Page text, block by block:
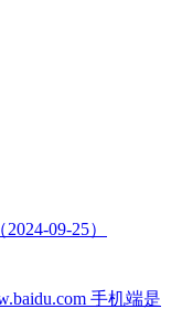
09-25）
手机端是